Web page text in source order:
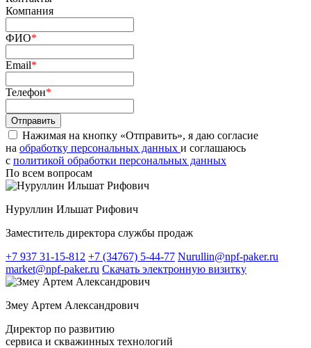
Компания
ФИО*
Email*
Телефон*
Нажимая на кнопку «Отправить», я даю согласие
на обработку персональных данных и соглашаюсь
c политикой обработки персональных данных
По всем вопросам
Нуруллин Ильшат Рифович
Заместитель директора службы продаж
+7 937 31-15-812 +7 (34767) 5-44-77 Nurullin@npf-paker.ru
market@npf-paker.ru Скачать электронную визитку
Змеу Артем Александрович
Директор по развитию
сервиса и скважинных технологий